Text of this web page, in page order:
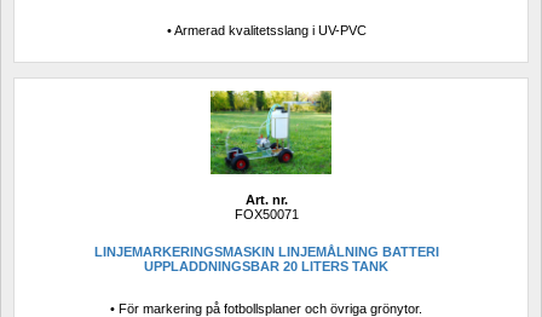
• Armerad kvalitetsslang i UV-PVC
Art. nr.
FOX50071
LINJEMARKERINGSMASKIN LINJEMÅLNING BATTERI
UPPLADDNINGSBAR 20 LITERS TANK
• För markering på fotbollsplaner och övriga grönytor.